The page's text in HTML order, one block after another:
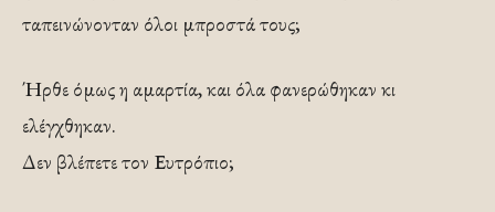
ταπεινώνονταν όλοι μπροστά τους;
Ήρθε όμως η αμαρτία, και όλα φανερώθη­καν κι
ελέγχθηκαν.
Δεν βλέπετε τον Ευτρόπιο;